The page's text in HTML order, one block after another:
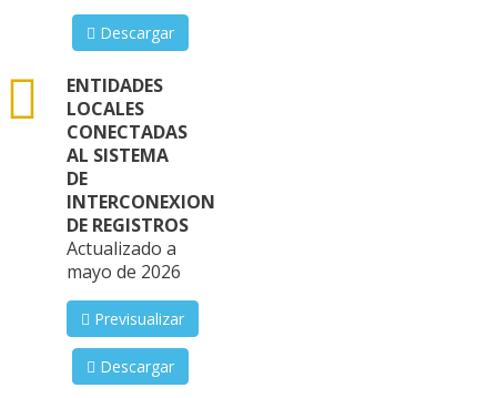
Descargar
ENTIDADES
LOCALES
CONECTADAS
AL SISTEMA
DE
INTERCONEXION
DE REGISTROS
csv
Actualizado a
mayo de 2026
Previsualizar
Descargar